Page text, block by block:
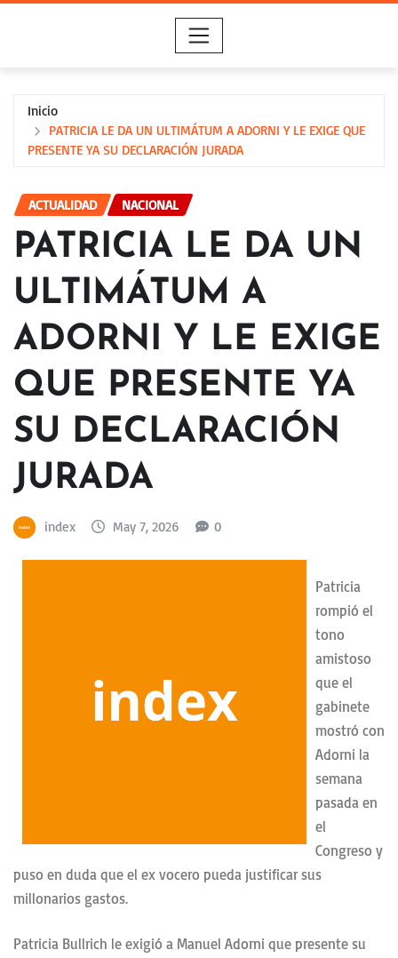
Inicio
PATRICIA LE DA UN ULTIMÁTUM A ADORNI Y LE EXIGE QUE
PRESENTE YA SU DECLARACIÓN JURADA
ACTUALIDAD NACIONAL
PATRICIA LE DA UN
ULTIMÁTUM A
ADORNI Y LE EXIGE
QUE PRESENTE YA
SU DECLARACIÓN
JURADA
index May 7, 2026 0
Patricia
rompió el
tono
amistoso
que el
gabinete
mostró con
Adorni la
semana
pasada en
el
Congreso y
puso en duda que el ex vocero pueda justificar sus
millonarios gastos.
Patricia Bullrich le exigió a Manuel Adorni que presente su